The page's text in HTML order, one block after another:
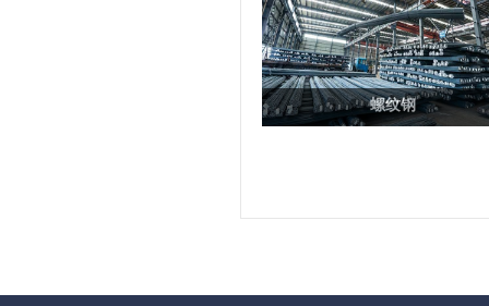
螺纹钢